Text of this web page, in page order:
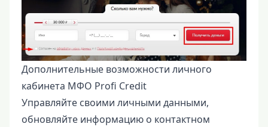
Дополнительные возможности личного
кабинета МФО Profi Credit
Управляйте своими личными данными,
обновляйте информацию о контактном